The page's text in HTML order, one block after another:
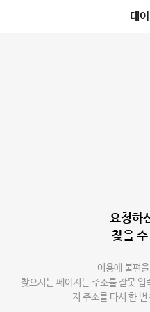
데
요청하
찾을
이용에 불편
찾으시는 페이지는 주소를 잘못 입
지 주소를 다시 한